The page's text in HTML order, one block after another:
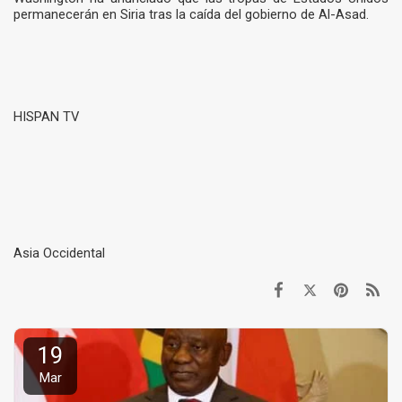
permanecerán en Siria tras la caída del gobierno de Al-Asad.
HISPAN TV
Asia Occidental
19
Mar